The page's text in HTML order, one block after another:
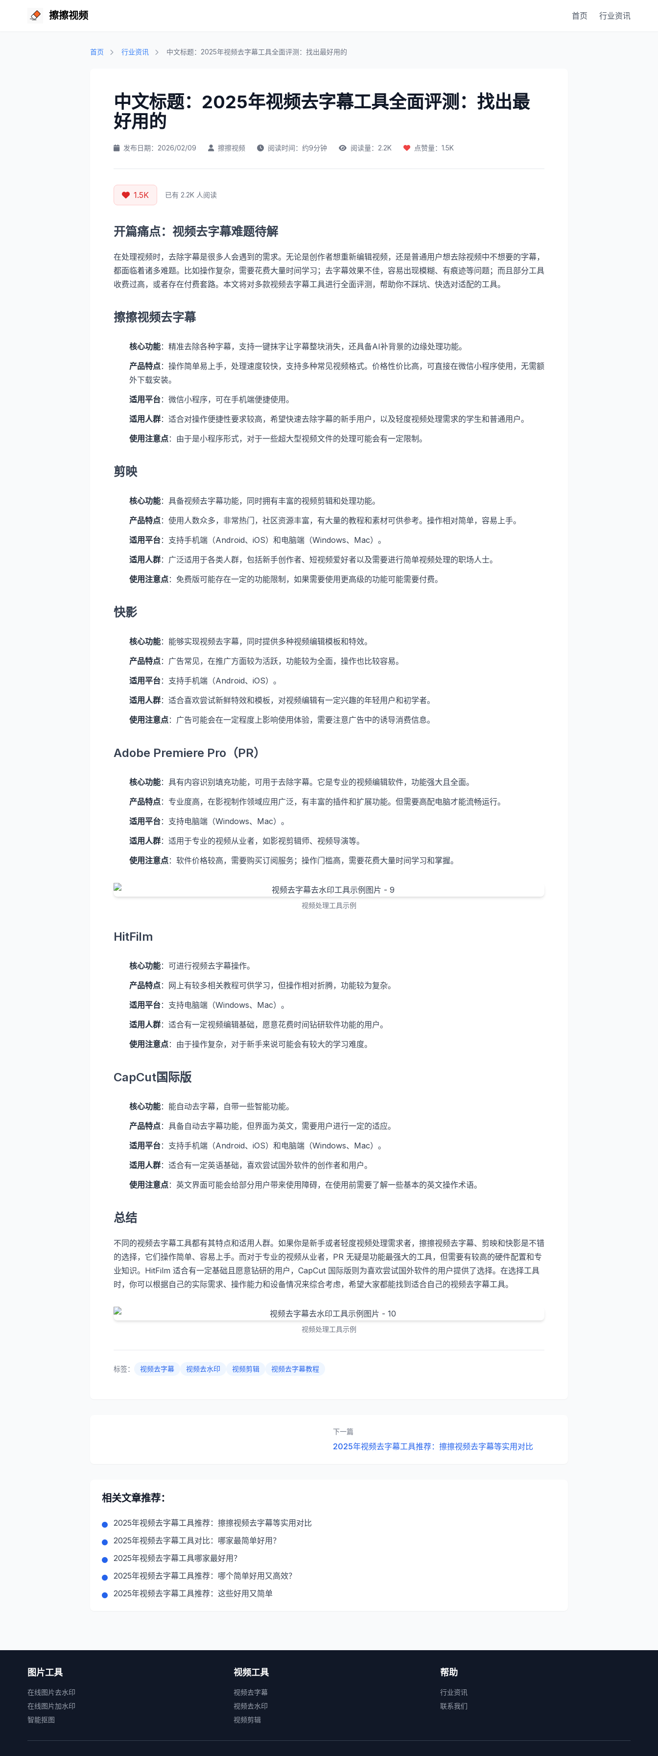
擦擦视频 首页 行业资讯
首页 行业资讯 中文标题：2025年视频去字幕工具全面评测：找出最好用的
中文标题：2025年视频去字幕工具全面评测：找出最
好用的
发布日期：2026/02/09 擦擦视频 阅读时间：约9分钟 阅读量：2.2K 点赞量：1.5K
1.5K 已有 2.2K 人阅读
开篇痛点：视频去字幕难题待解
在处理视频时，去除字幕是很多人会遇到的需求。无论是创作者想重新编辑视频，还是普通用户想去除视频中不想要的字幕，
都面临着诸多难题。比如操作复杂，需要花费大量时间学习；去字幕效果不佳，容易出现模糊、有痕迹等问题；而且部分工具
收费过高，或者存在付费套路。本文将对多款视频去字幕工具进行全面评测，帮助你不踩坑、快选对适配的工具。
擦擦视频去字幕
核心功能：精准去除各种字幕，支持一键抹字让字幕整块消失，还具备AI补背景的边缘处理功能。
产品特点：操作简单易上手，处理速度较快，支持多种常见视频格式。价格性价比高，可直接在微信小程序使用，无需额
外下载安装。
适用平台：微信小程序，可在手机端便捷使用。
适用人群：适合对操作便捷性要求较高，希望快速去除字幕的新手用户，以及轻度视频处理需求的学生和普通用户。
使用注意点：由于是小程序形式，对于一些超大型视频文件的处理可能会有一定限制。
剪映
核心功能：具备视频去字幕功能，同时拥有丰富的视频剪辑和处理功能。
产品特点：使用人数众多，非常热门，社区资源丰富，有大量的教程和素材可供参考。操作相对简单，容易上手。
适用平台：支持手机端（Android、iOS）和电脑端（Windows、Mac）。
适用人群：广泛适用于各类人群，包括新手创作者、短视频爱好者以及需要进行简单视频处理的职场人士。
使用注意点：免费版可能存在一定的功能限制，如果需要使用更高级的功能可能需要付费。
快影
核心功能：能够实现视频去字幕，同时提供多种视频编辑模板和特效。
产品特点：广告常见，在推广方面较为活跃，功能较为全面，操作也比较容易。
适用平台：支持手机端（Android、iOS）。
适用人群：适合喜欢尝试新鲜特效和模板，对视频编辑有一定兴趣的年轻用户和初学者。
使用注意点：广告可能会在一定程度上影响使用体验，需要注意广告中的诱导消费信息。
Adobe Premiere Pro（PR）
核心功能：具有内容识别填充功能，可用于去除字幕。它是专业的视频编辑软件，功能强大且全面。
产品特点：专业度高，在影视制作领域应用广泛，有丰富的插件和扩展功能。但需要高配电脑才能流畅运行。
适用平台：支持电脑端（Windows、Mac）。
适用人群：适用于专业的视频从业者，如影视剪辑师、视频导演等。
使用注意点：软件价格较高，需要购买订阅服务；操作门槛高，需要花费大量时间学习和掌握。
视频处理工具示例
HitFilm
核心功能：可进行视频去字幕操作。
产品特点：网上有较多相关教程可供学习，但操作相对折腾，功能较为复杂。
适用平台：支持电脑端（Windows、Mac）。
适用人群：适合有一定视频编辑基础，愿意花费时间钻研软件功能的用户。
使用注意点：由于操作复杂，对于新手来说可能会有较大的学习难度。
CapCut国际版
核心功能：能自动去字幕，自带一些智能功能。
产品特点：具备自动去字幕功能，但界面为英文，需要用户进行一定的适应。
适用平台：支持手机端（Android、iOS）和电脑端（Windows、Mac）。
适用人群：适合有一定英语基础，喜欢尝试国外软件的创作者和用户。
使用注意点：英文界面可能会给部分用户带来使用障碍，在使用前需要了解一些基本的英文操作术语。
总结
不同的视频去字幕工具都有其特点和适用人群。如果你是新手或者轻度视频处理需求者，擦擦视频去字幕、剪映和快影是不错
的选择，它们操作简单、容易上手。而对于专业的视频从业者，PR 无疑是功能最强大的工具，但需要有较高的硬件配置和专
业知识。HitFilm 适合有一定基础且愿意钻研的用户，CapCut 国际版则为喜欢尝试国外软件的用户提供了选择。在选择工具
时，你可以根据自己的实际需求、操作能力和设备情况来综合考虑，希望大家都能找到适合自己的视频去字幕工具。
视频处理工具示例
标签： 视频去字幕 视频去水印 视频剪辑 视频去字幕教程
下一篇
2025年视频去字幕工具推荐：擦擦视频去字幕等实用对比
相关文章推荐：
2025年视频去字幕工具推荐：擦擦视频去字幕等实用对比
2025年视频去字幕工具对比：哪家最简单好用？
2025年视频去字幕工具哪家最好用？
2025年视频去字幕工具推荐：哪个简单好用又高效？
2025年视频去字幕工具推荐：这些好用又简单
图片工具
在线图片去水印
在线图片加水印
智能抠图
视频工具
视频去字幕
视频去水印
视频剪辑
帮助
行业资讯
联系我们